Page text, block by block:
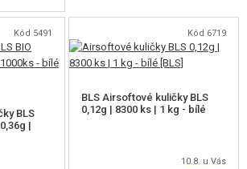
Kód 5491
BLS
|
Kód 6719
BLS Airsoftové kuličky BLS
0,12g | 8300 ks | 1 kg - bílé
10.8. u Vás